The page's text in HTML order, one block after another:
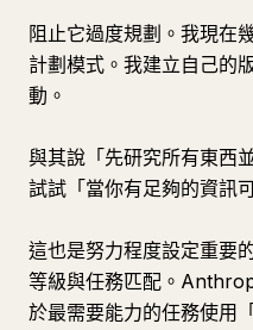
阻止它過度規劃。我現在
計劃模式。我建立自己的
動。
與其說「先研究所有東西
試試「當你有足夠的資訊
這也是努力程度設定重要
等級與任務匹配。
於最需要能力的任務使用